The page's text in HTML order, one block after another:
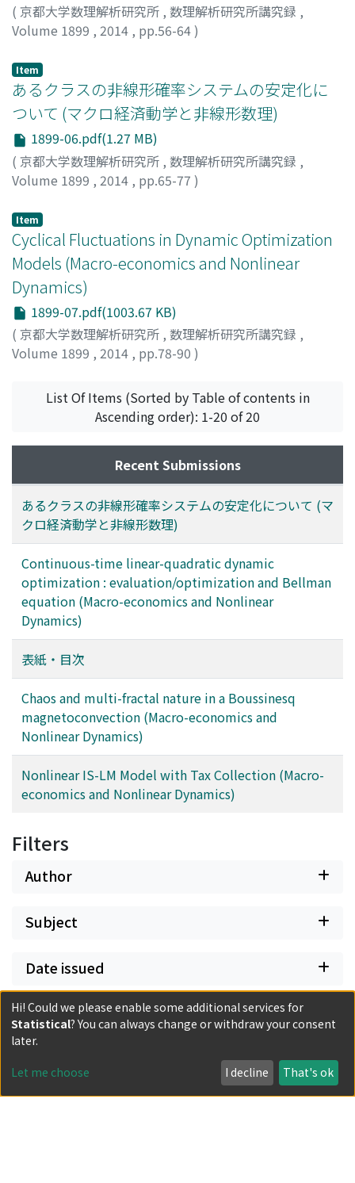
( 京都大学数理解析研究所 , 数理解析研究所講究録 ,
Volume 1899 , 2014 , pp.56-64)
Item
あるクラスの非線形確率システムの安定化に
ついて (マクロ経済動学と非線形数理)
1899-06.pdf(1.27 MB)
( 京都大学数理解析研究所 , 数理解析研究所講究録 ,
Volume 1899 , 2014 , pp.65-77 )
Item
Cyclical Fluctuations in Dynamic Optimization
Models (Macro-economics and Nonlinear
Dynamics)
1899-07.pdf(1003.67 KB)
( 京都大学数理解析研究所 , 数理解析研究所講究録 ,
Volume 1899 , 2014 , pp.78-90 )
List Of Items (Sorted by Table of contents in
Ascending order): 1-20 of 20
Recent Submissions
あるクラスの非線形確率システムの安定化について (マ
クロ経済動学と非線形数理)
Continuous-time linear-quadratic dynamic
optimization : evaluation/optimization and Bellman
equation (Macro-economics and Nonlinear
Dynamics)
表紙・目次
Chaos and multi-fractal nature in a Boussinesq
magnetoconvection (Macro-economics and
Nonlinear Dynamics)
Nonlinear IS-LM Model with Tax Collection (Macro-
economics and Nonlinear Dynamics)
Filters
Author
Subject
Date issued
Classification
Hi! Could we please enable some additional services for
Statistical? You can always change or withdraw your consent
later.
Let me choose I decline That's ok